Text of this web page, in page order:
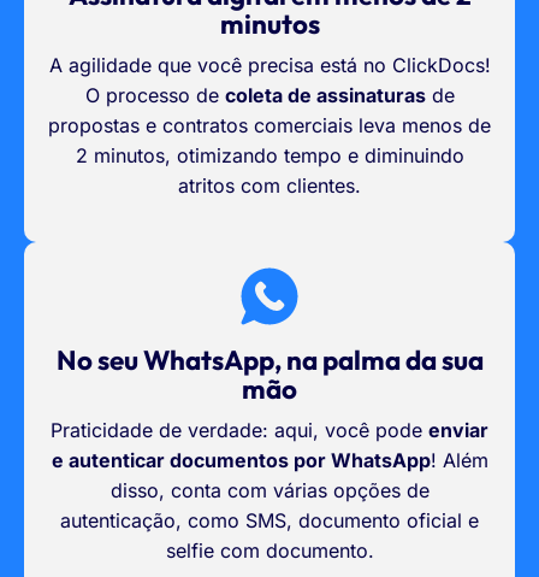
minutos
A agilidade que você precisa está no ClickDocs!
O processo de coleta de assinaturasde
propostas e contratos comerciais leva menos de
2 minutos, otimizando tempo e diminuindo
atritos com clientes.
No seu WhatsApp, na palma da sua
mão
Praticidade de verdade: aqui, você pode enviar
e autenticar documentos por WhatsApp! Além
disso, conta com várias opções de
autenticação, como SMS, documento oficial e
selfie com documento.